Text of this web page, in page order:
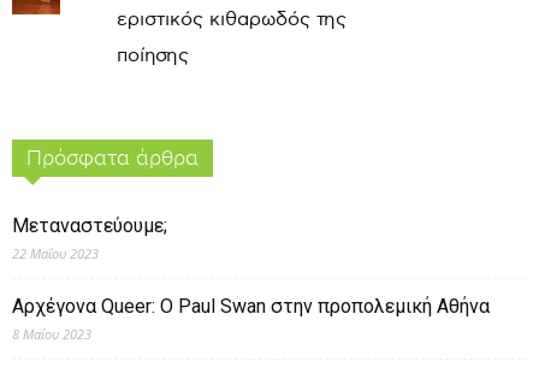
εριστικός κιθαρωδός της
ποίησης
Πρόσφατα άρθρα
Μεταναστεύουμε;
22 Μαΐου 2023
Αρχέγονα Queer: O Paul Swan στην προπολεμική Αθήνα
8 Μαΐου 2023